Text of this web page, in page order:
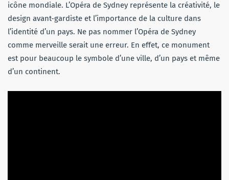
icône mondiale. L’Opéra de Sydney représente la créativité, le
design avant-gardiste et l’importance de la culture dans
l’identité d’un pays. Ne pas nommer l’Opéra de Sydney
comme merveille serait une erreur. En effet, ce monument
est pour beaucoup le symbole d’une ville, d’un pays et même
d’un continent.